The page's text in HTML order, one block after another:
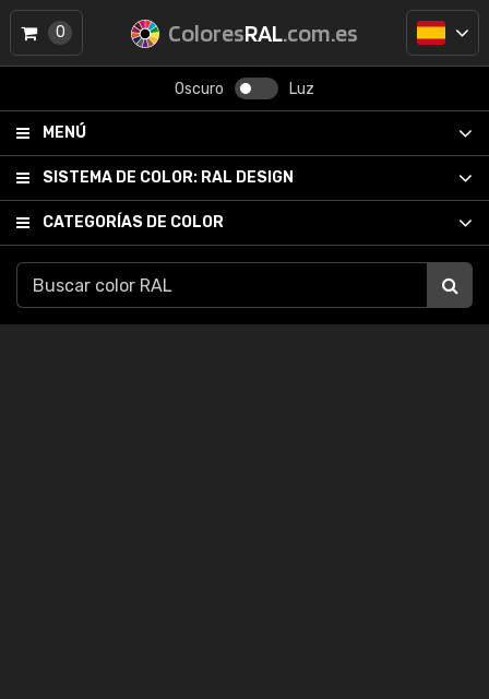
ColoresRAL.com.es
Oscuro Luz
MENÚ
SISTEMA DE COLOR: RAL DESIGN
CATEGORÍAS DE COLOR
0